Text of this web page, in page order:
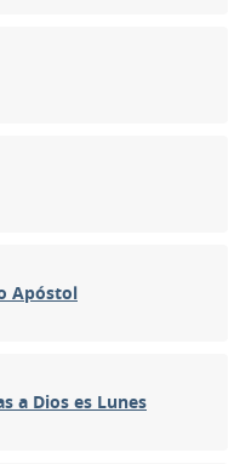
Apóstol
a Dios es Lunes